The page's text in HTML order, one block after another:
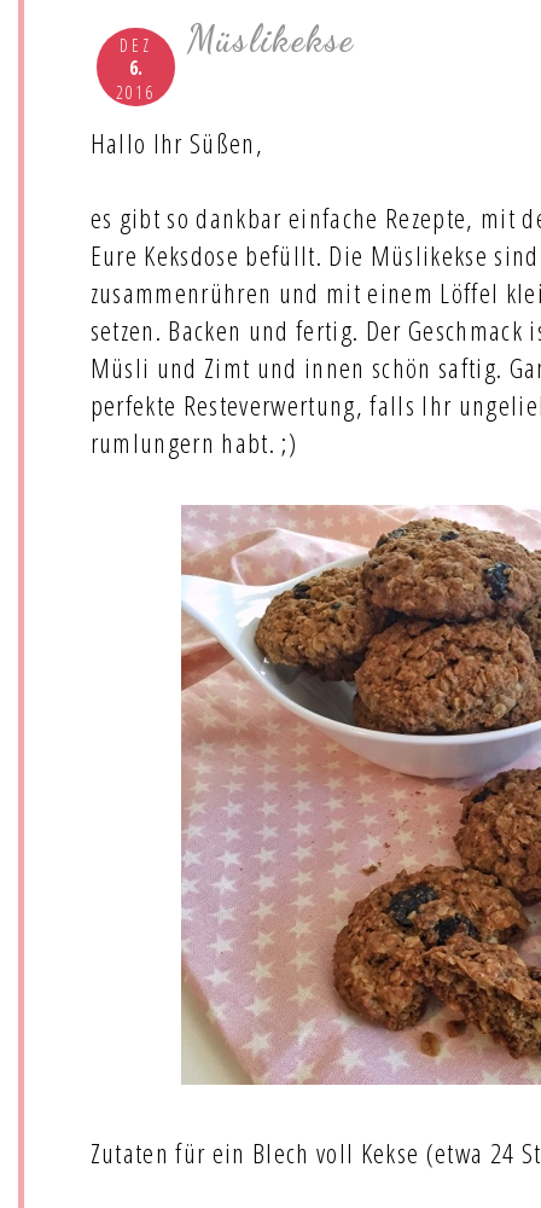
DEZ
6.
2016
Müslikekse
Hallo Ihr Süßen,
es gibt so dankbar einfache Rezepte, mit
Eure Keksdose befüllt. Die Müslikekse
zusammenrühren und mit einem Löffel
setzen. Backen und fertig. Der Geschmack
Müsli und Zimt und innen schön saftig.
perfekte Resteverwertung, falls Ihr
rumlungern habt. ;)
Zutaten für ein Blech voll Kekse (etwa 24